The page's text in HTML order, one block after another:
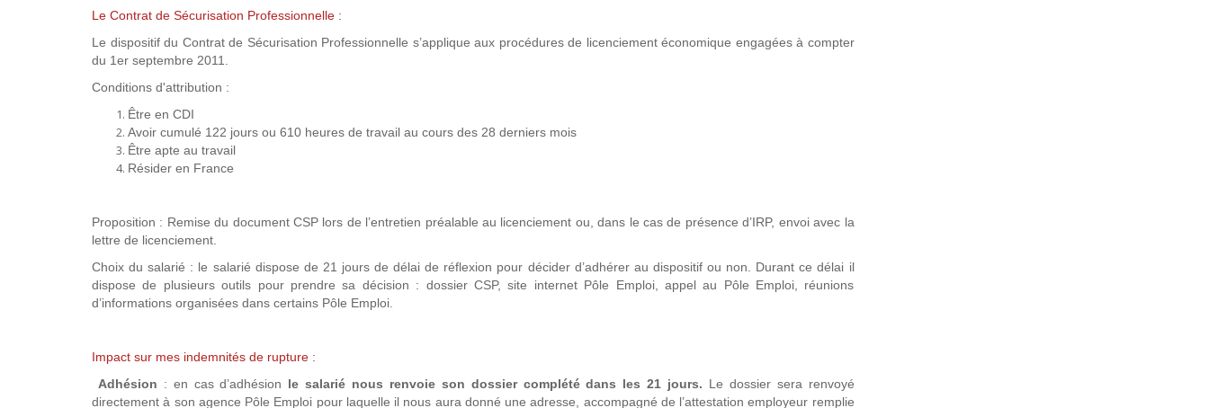
Le Contrat de Sécurisation Professionnelle :
Le dispositif du Contrat de Sécurisation Professionnelle s’applique aux procédures de licenciement économique engagées à compter
du 1er septembre 2011.
Conditions d'attribution :
Être en CDI
Avoir cumulé 122 jours ou 610 heures de travail au cours des 28 derniers mois
Être apte au travail
Résider en France
Proposition : Remise du document CSP lors de l’entretien préalable au licenciement ou, dans le cas de présence d’IRP, envoi avec la
lettre de licenciement.
Choix du salarié : le salarié dispose de 21 jours de délai de réflexion pour décider d’adhérer au dispositif ou non. Durant ce délai il
dispose de plusieurs outils pour prendre sa décision : dossier CSP, site internet Pôle Emploi, appel au Pôle Emploi, réunions
d’informations organisées dans certains Pôle Emploi.
Impact sur mes indemnités de rupture :
Adhésion : en cas d’adhésion le salarié nous renvoie son dossier complété dans les 21 jours. Le dossier sera renvoyé
directement à son agence Pôle Emploi pour laquelle il nous aura donné une adresse, accompagné de l’attestation employeur remplie